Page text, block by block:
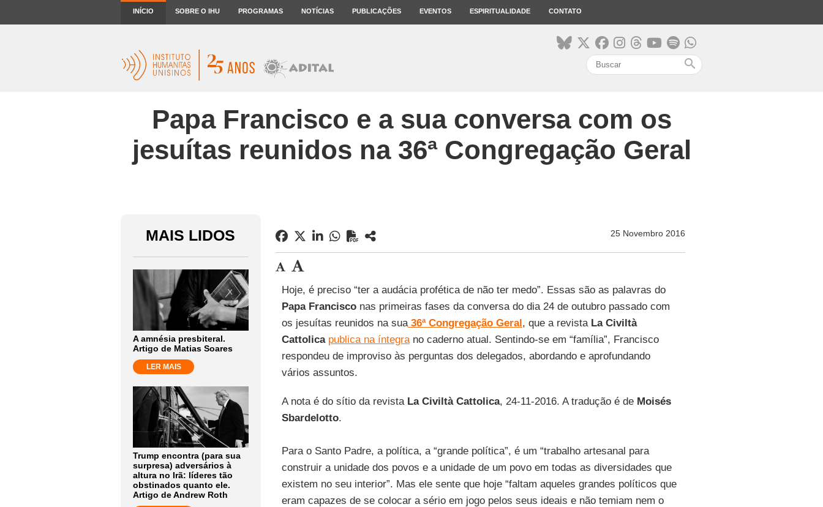
INÍCIO SOBRE O IHU PROGRAMAS NOTÍCIAS PUBLICAÇÕES EVENTOS ESPIRITUALIDADE CONTATO
search
Papa Francisco e a sua conversa com os
jesuítas reunidos na 36ª Congregação Geral
MAIS LIDOS
A amnésia presbiteral.
Artigo de Matias Soares
LER MAIS
Trump encontra (para sua
surpresa) adversários à
altura no Irã: líderes tão
obstinados quanto ele.
Artigo de Andrew Roth
25 Novembro 2016
Hoje, é preciso “ter a audácia profética de não ter medo”. Essas são as palavras do
Papa Francisconas primeiras fases da conversa do dia 24 de outubro passado com
os jesuítas reunidos na sua36ª Congregação Geral, que a revista La Civiltà
Cattolica publica na íntegrano caderno atual. Sentindo-se em “família”, Francisco
respondeu de improviso às perguntas dos delegados, abordando e aprofundando
vários assuntos.
A nota é do sítio da revista La Civiltà Cattolica, 24-11-2016. A tradução é de Moisés
Sbardelotto.
Para o Santo Padre, a política, a “grande política”, é um “trabalho artesanal para
construir a unidade dos povos e a unidade de um povo em todas as diversidades que
existem no seu interior”. Mas ele sente que hoje “faltam aqueles grandes políticos que
eram capazes de se colocar a sério em jogo pelos seus ideais e não temiam nem o